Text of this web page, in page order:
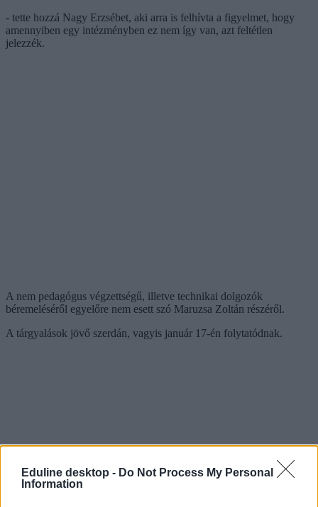
Eduline desktop - Do Not Process My Personal
Information
- tette hozzá Nagy Erzsébet, aki arra is felhívta a figyelmet, hogy
amennyiben egy intézményben ez nem így van, azt feltétlen
jelezzék.
A nem pedagógus végzettségű, illetve technikai dolgozók
béremeléséről egyelőre nem esett szó Maruzsa Zoltán részéről.
A tárgyalások jövő szerdán, vagyis január 17-én folytatódnak.